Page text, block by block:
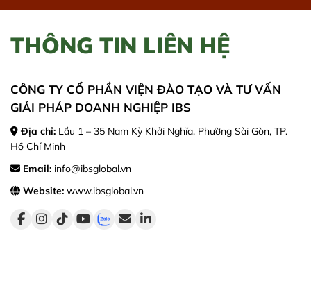
THÔNG TIN LIÊN HỆ
CÔNG TY CỔ PHẦN VIỆN ĐÀO TẠO VÀ TƯ VẤN
GIẢI PHÁP DOANH NGHIỆP IBS
Địa chỉ: Lầu 1 – 35 Nam Kỳ Khởi Nghĩa, Phường Sài Gòn, TP.
Hồ Chí Minh
Email: info@ibsglobal.vn
Website: www.ibsglobal.vn